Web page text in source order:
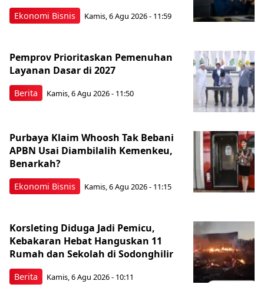
Ekonomi Bisnis Kamis, 6 Agu 2026 - 11:59
Berita
Pemprov Prioritaskan Pemenuhan
Layanan Dasar di 2027
Kamis, 6 Agu 2026 - 11:50
Ekonomi Bisnis
Purbaya Klaim Whoosh Tak Bebani
APBN Usai Diambilalih Kemenkeu,
Benarkah?
Kamis, 6 Agu 2026 - 11:15
Berita
Korsleting Diduga Jadi Pemicu,
Kebakaran Hebat Hanguskan 11
Rumah dan Sekolah di Sodonghilir
Kamis, 6 Agu 2026 - 10:11